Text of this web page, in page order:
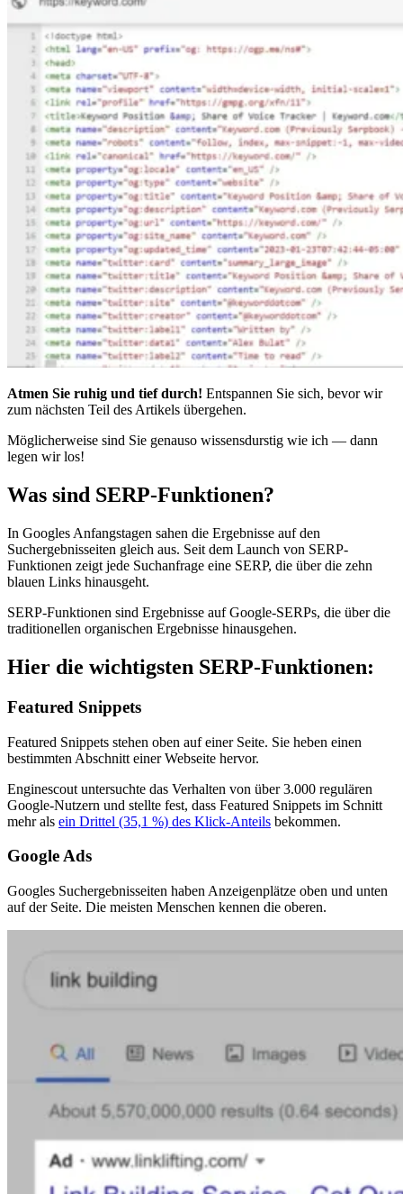
Atmen Sie ruhig und tief durch! Entspannen Sie sich, bevor wir
zum nächsten Teil des Artikels übergehen.
Möglicherweise sind Sie genauso wissensdurstig wie ich — dann
legen wir los!
Was sind SERP-Funktionen?
In Googles Anfangstagen sahen die Ergebnisse auf den
Suchergebnisseiten gleich aus. Seit dem Launch von SERP-
Funktionen zeigt jede Suchanfrage eine SERP, die über die zehn
blauen Links hinausgeht.
SERP-Funktionen sind Ergebnisse auf Google-SERPs, die über die
traditionellen organischen Ergebnisse hinausgehen.
Hier die wichtigsten SERP-Funktionen:
Featured Snippets
Featured Snippets stehen oben auf einer Seite. Sie heben einen
bestimmten Abschnitt einer Webseite hervor.
Enginescout untersuchte das Verhalten von über 3.000 regulären
Google-Nutzern und stellte fest, dass Featured Snippets im Schnitt
mehr als ein Drittel (35,1 %) des Klick-Anteils bekommen.
Google Ads
Googles Suchergebnisseiten haben Anzeigenplätze oben und unten
auf der Seite. Die meisten Menschen kennen die oberen.